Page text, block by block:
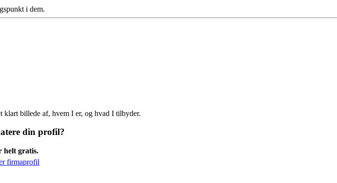
i dem.
klart billede af, hvem I er, og hvad I tilbyder.
din profil?
helt gratis.
firmaprofil